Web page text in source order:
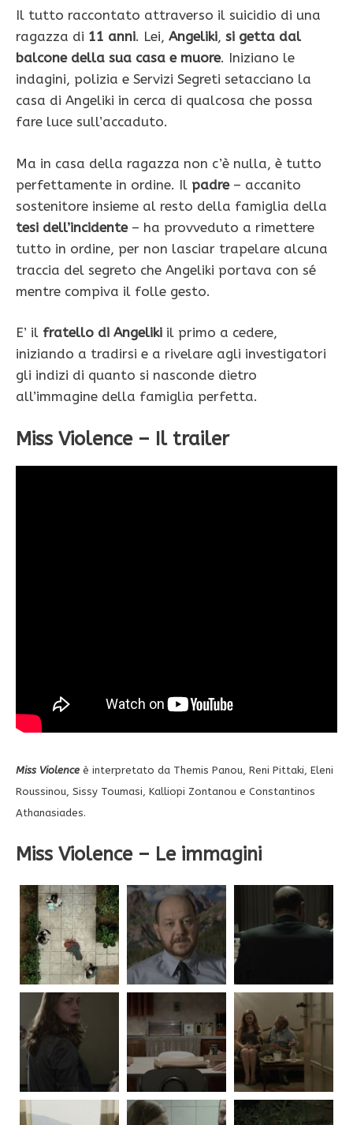
Il tutto raccontato attraverso il suicidio di una
ragazza di 11 anni. Lei, Angeliki, si getta dal
balcone della sua casa e muore. Iniziano le
indagini, polizia e Servizi Segreti setacciano la
casa di Angeliki in cerca di qualcosa che possa
fare luce sull’accaduto.
Ma in casa della ragazza non c’è nulla, è tutto
perfettamente in ordine. Il padre– accanito
sostenitore insieme al resto della famiglia della
tesi dell’incidente– ha provveduto a rimettere
tutto in ordine, per non lasciar trapelare alcuna
traccia del segreto che Angeliki portava con sé
mentre compiva il folle gesto.
E’ il fratello di Angeliki il primo a cedere,
iniziando a tradirsi e a rivelare agli investigatori
gli indizi di quanto si nasconde dietro
all’immagine della famiglia perfetta.
Miss Violence – Il trailer
Miss Violence è interpretato da Themis Panou, Reni Pittaki, Eleni
Roussinou, Sissy Toumasi, Kalliopi Zontanou e Constantinos
Athanasiades.
Miss Violence – Le immagini